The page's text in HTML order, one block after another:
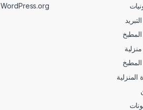
المنزلية
WordPress.org